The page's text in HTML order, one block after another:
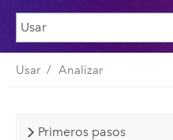
Usar Analizar
Primeros pasos